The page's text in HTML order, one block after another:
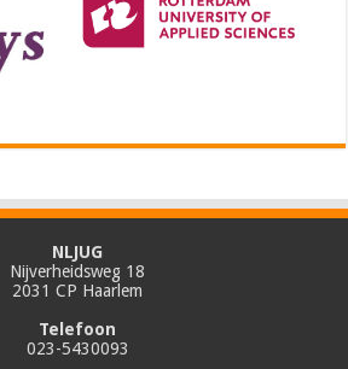
NLJUG
Nijverheidsweg 18
2031 CP Haarlem
Telefoon
023-5430093